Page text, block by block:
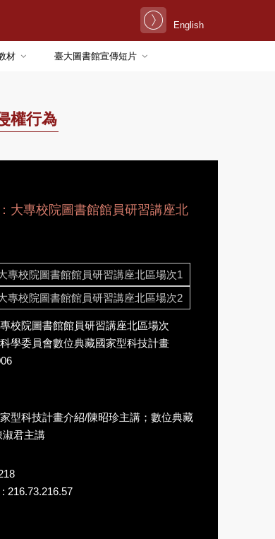
English
材 臺大圖書館宣傳短片
權行為
大專校院圖書館館員研習講座北
專校院圖書館館員研習講座北區場次1
專校院圖書館館員研習講座北區場次2
校院圖書館館員研習講座北區場次
學委員會數位典藏國家型科技計畫
型科技計畫介紹/陳昭珍主講；數位典藏
淑君主講
216.73.216.57